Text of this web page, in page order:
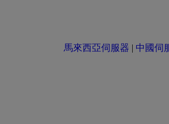
馬來西亞伺服器 | 中國伺